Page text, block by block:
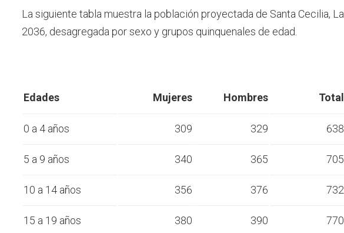
La siguiente tabla muestra la población proyectada de Santa Cecilia,
2036, desagregada por sexo y grupos quinquenales de edad.
Edades Mujeres Hombres Total
0 a 4 años 309 329 638
5 a 9 años 340 365 705
10 a 14 años 356 376 732
15 a 19 años 380 390 770